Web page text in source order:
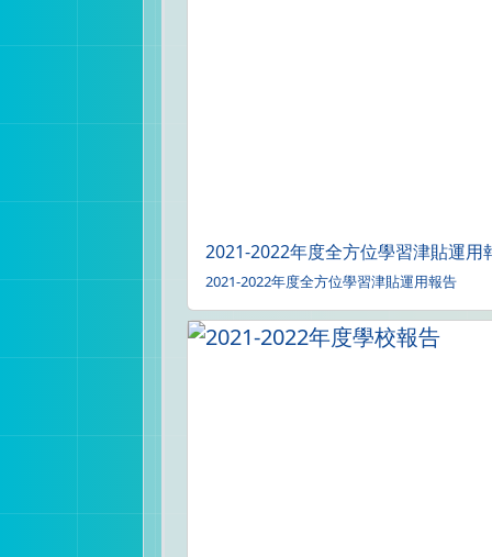
2021-2022年度全方位學習津貼運用
2021-2022年度全方位學習津貼運用報告